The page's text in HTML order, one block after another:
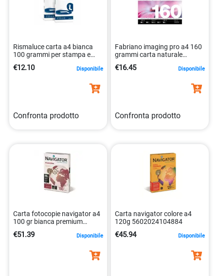
Rismaluce carta a4 bianca
100 grammi per stampa e
8007057612646
€12.10 Disponibile
Confronta prodotto
Fabriano imaging pro a4 160
grammi carta naturale
€16.45 Disponibile
Confronta prodotto
Carta fotocopie navigator a4
100 gr bianca premium
€51.39 Disponibile
Carta navigator colore a4
120g 5602024104884
€45.94 Disponibile